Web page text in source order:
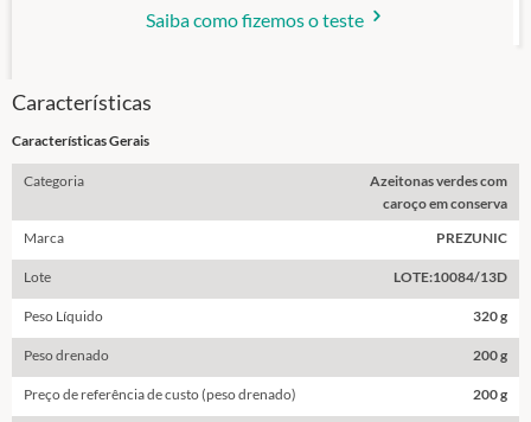
Saiba como fizemos o teste
Características
Características Gerais
Categoria
Azeitonas verdes com
caroço em conserva
Marca
PREZUNIC
Lote LOTE:10084/13D
Peso Líquido 320 g
Peso drenado 200 g
Preço de referência de custo (peso drenado) 200 g